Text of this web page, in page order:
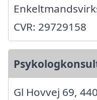
CVR: 29729158
Gl Hovvej 69,